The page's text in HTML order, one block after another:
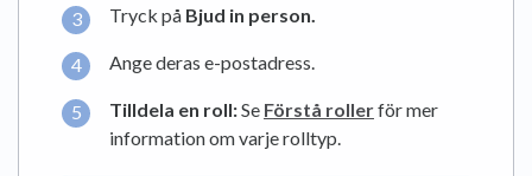
Tryck på Bjud in person.
Ange deras e-postadress.
Tilldela en roll:Se Förstå rollerför mer
information om varje rolltyp.